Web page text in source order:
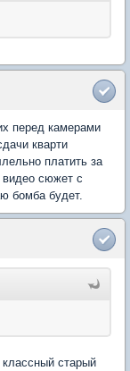
перед камерами
кварти
платить за
видео сюжет с
бомба будет.
старый